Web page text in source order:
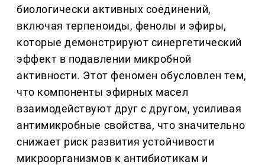
биологически активных соединений,
включая терпеноиды, фенолы и эфиры,
которые демонстрируют синергетический
эффект в подавлении микробной
активности. Этот феномен обусловлен тем,
что компоненты эфирных масел
взаимодействуют друг с другом, усиливая
антимикробные свойства, что значительно
снижает риск развития устойчивости
микроорганизмов к антибиотикам и